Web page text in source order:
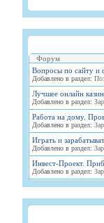
Форум
Вопросы по сайту и
Добавлено в раздел:
Лучшее онлайн
Добавлено в раздел:
Работа на дому.
Добавлено в раздел:
Играть и
Добавлено в раздел:
Инвест-Проект.
Добавлено в раздел: